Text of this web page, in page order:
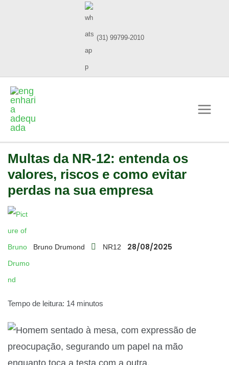
(31) 99799-2010
Multas da NR-12: entenda os
valores, riscos e como evitar
perdas na sua empresa
Bruno Drumond NR12 28/08/2025
Tempo de leitura: 14 minutos